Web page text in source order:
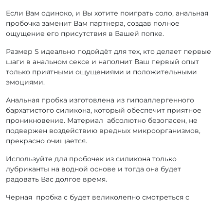
Если Вам одиноко, и Вы хотите поиграть соло, анальная
пробочка заменит Вам партнера, создав полное
ощущение его присутствия в Вашей попке.
Размер S идеально подойдёт для тех, кто делает первые
шаги в анальном сексе и наполнит Ваш первый опыт
только приятными ощущениями и положительными
эмоциями.
Анальная пробка изготовлена из гипоаллергенного
бархатистого силикона, который обеспечит приятное
проникновение. Материал абсолютно безопасен, не
подвержен воздействию вредных микроорганизмов,
прекрасно очищается.
Используйте для пробочек из силикона только
лубриканты на водной основе и тогда она будет
радовать Вас долгое время.
Черная пробка с будет великолепно смотреться с